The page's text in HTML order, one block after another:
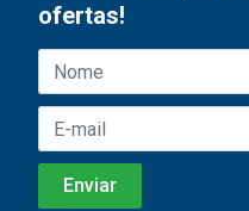
ofertas!